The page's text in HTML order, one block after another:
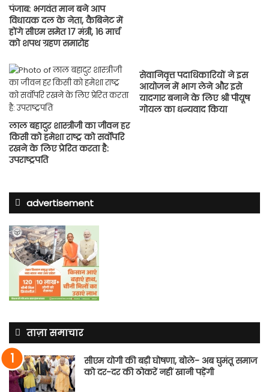
पंजाब: भगवंत मान बने आप
विधायक दल के नेता, कैबिनेट में
होंगे सीएम समेत 17 मंत्री, 16 मार्च
को शपथ ग्रहण समारोह
लाल बहादुर शास्त्रीजी का जीवन हर
किसी को हमेशा राष्ट्र को सर्वोपरि
रखने के लिए प्रेरित करता है:
उपराष्ट्रपति
सेवानिवृत्त पदाधिकारियों ने इस
आयोजन में भाग लेने और इसे
यादगार बनाने के लिए श्री पीयूष
गोयल का धन्यवाद किया
advertisement
ताज़ा समाचार
सीएम योगी की बड़ी घोषणा, बोले- अब घुमंतू समाज
को दर-दर की ठोकरें नहीं खानी पड़ेंगी